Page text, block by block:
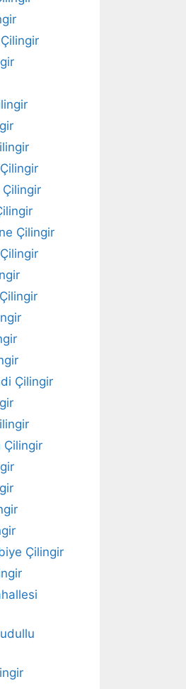
Çilingir
Çilingir
Çilingir
Çilingir